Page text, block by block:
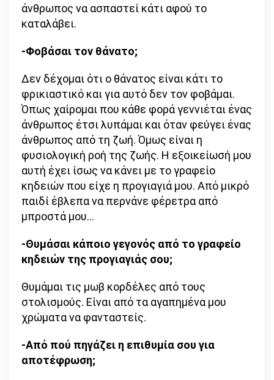
άνθρωπος να ασπαστεί κάτι αφού το
καταλάβει.
-Φοβάσαι τον θάνατο;
Δεν δέχομαι ότι ο θάνατος είναι κάτι το
φρικιαστικό και για αυτό δεν τον φοβάμαι.
Όπως χαίρομαι που κάθε φορά γεννιέται ένας
άνθρωπος έτσι λυπάμαι και όταν φεύγει ένας
άνθρωπος από τη ζωή. Όμως είναι η
φυσιολογική ροή της ζωής. Η εξοικείωσή μου
αυτή έχει ίσως να κάνει με το γραφείο
κηδειών που είχε η προγιαγιά μου. Από μικρό
παιδί έβλεπα να περνάνε φέρετρα από
μπροστά μου…
-Θυμάσαι κάποιο γεγονός από το γραφείο
κηδειών της προγιαγιάς σου;
Θυμάμαι τις μωβ κορδέλες από τους
στολισμούς. Είναι από τα αγαπημένα μου
χρώματα να φανταστείς.
-Από πού πηγάζει η επιθυμία σου για
αποτέφρωση;